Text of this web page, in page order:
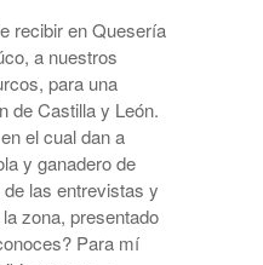
recibir en Quesería
a nuestros
para una
de Castilla y León.
el cual dan a
y ganadero de
las entrevistas y
zona, presentado
Para mí